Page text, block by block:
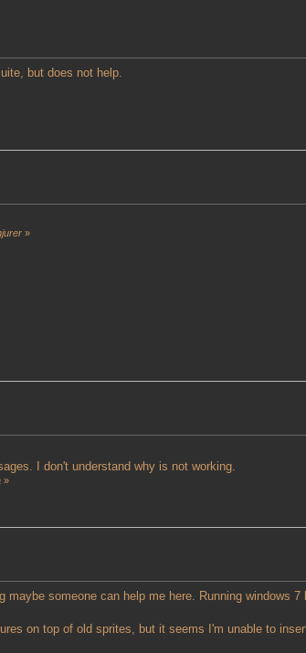
but does not help.
»
I don't understand why is not working.
»
maybe someone can help me here. Running windows
on top of old sprites, but it seems I'm unable to